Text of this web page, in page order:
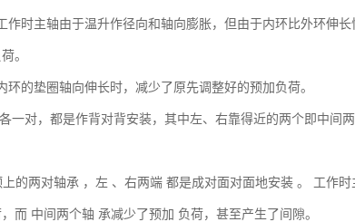
作时主轴由于温升作径向和轴向膨胀，但由于内环比外环伸
。
的垫圈轴向伸长时，减少了原先调整好的预加负荷。
一对，都是作背对背安装，其中左、右靠得近的两个即中间
的两对轴承 ，左 、右两端 都是成对面对面地安装 。 工作
而 中间两个轴 承减少了预加 负荷，甚至产生了间隙。